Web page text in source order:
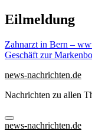
Zu
Inhalten
Eilmeldung
Zahnarzt in Bern –
Geschäft zur
news-nachrichten.de
Nachrichten zu allen
news-nachrichten.de